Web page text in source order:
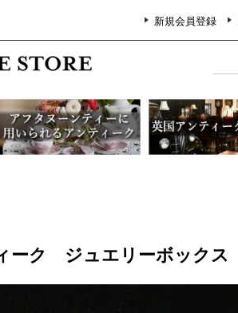
新規会員登録
ーク ジュエリーボックス